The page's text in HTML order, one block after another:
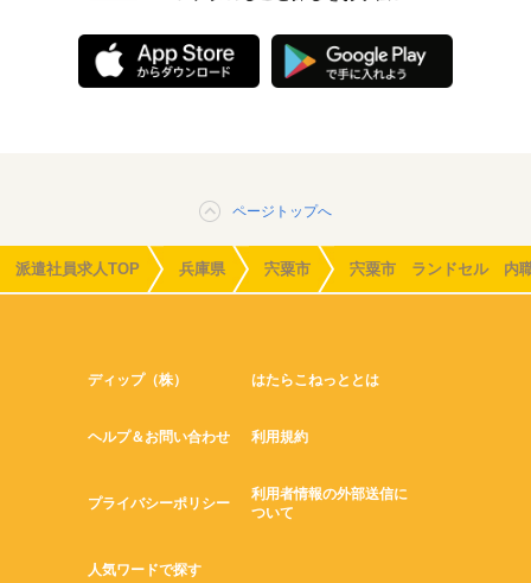
ページトップへ
派遣社員求人TOP 兵庫県 宍粟市 宍粟市 ランドセル 内
ディップ（株） はたらこねっととは
ヘルプ＆お問い合わせ 利用規約
プライバシーポリシー
利用者情報の外部送信に
ついて
人気ワードで探す